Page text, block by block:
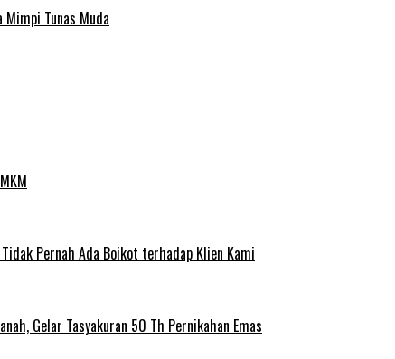
Tunas Muda
Pernah Ada Boikot terhadap Klien Kami
Gelar Tasyakuran 50 Th Pernikahan Emas